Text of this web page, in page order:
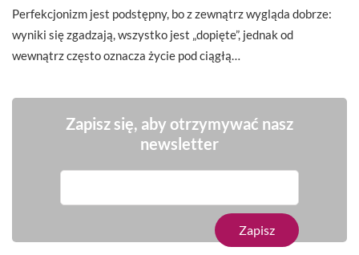
Perfekcjonizm jest podstępny, bo z zewnątrz wygląda dobrze:
wyniki się zgadzają, wszystko jest „dopięte”, jednak od
wewnątrz często oznacza życie pod ciągłą…
Zapisz się, aby otrzymywać nasz
newsletter